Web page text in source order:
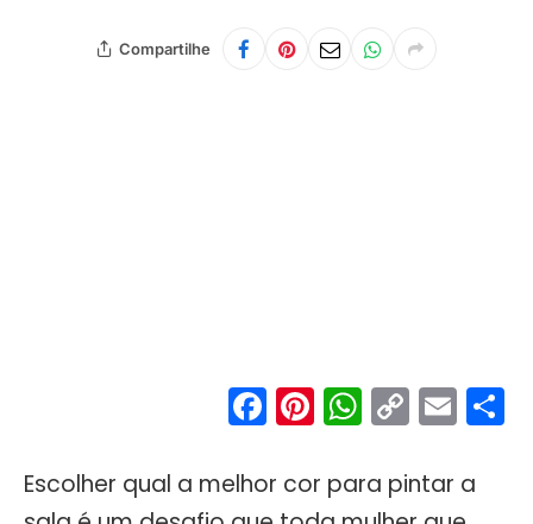
Compartilhe
Facebook
Pinterest
Copy
Link
Escolher qual a melhor cor para pintar a